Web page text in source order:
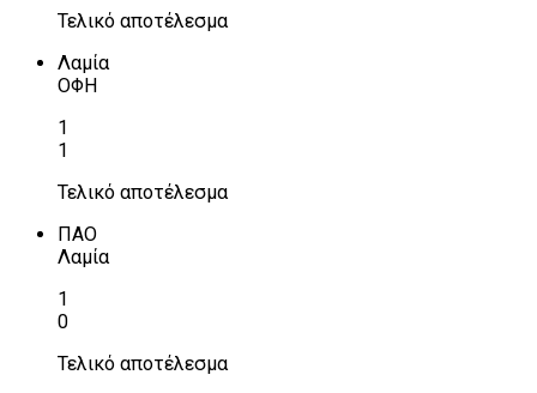
Τελικό αποτέλεσμα
Λαμία
ΟΦΗ
1
1
Τελικό αποτέλεσμα
ΠΑΟ
Λαμία
1
0
Τελικό αποτέλεσμα